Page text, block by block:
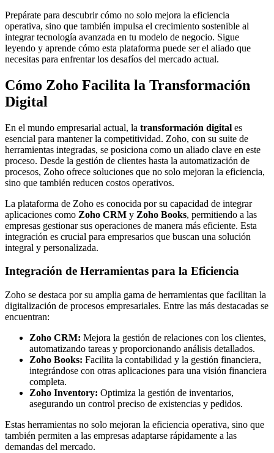
Prepárate para descubrir cómo no solo mejora la eficiencia
operativa, sino que también impulsa el crecimiento sostenible al
integrar tecnología avanzada en tu modelo de negocio. Sigue
leyendo y aprende cómo esta plataforma puede ser el aliado que
necesitas para enfrentar los desafíos del mercado actual.
Cómo Zoho Facilita la Transformación
Digital
En el mundo empresarial actual, la transformación digital es
esencial para mantener la competitividad. Zoho, con su suite de
herramientas integradas, se posiciona como un aliado clave en este
proceso. Desde la gestión de clientes hasta la automatización de
procesos, Zoho ofrece soluciones que no solo mejoran la eficiencia,
sino que también reducen costos operativos.
La plataforma de Zoho es conocida por su capacidad de integrar
aplicaciones como Zoho CRM y Zoho Books, permitiendo a las
empresas gestionar sus operaciones de manera más eficiente. Esta
integración es crucial para empresarios que buscan una solución
integral y personalizada.
Integración de Herramientas para la Eficiencia
Zoho se destaca por su amplia gama de herramientas que facilitan la
digitalización de procesos empresariales. Entre las más destacadas se
encuentran:
Zoho CRM: Mejora la gestión de relaciones con los clientes,
automatizando tareas y proporcionando análisis detallados.
Zoho Books: Facilita la contabilidad y la gestión financiera,
integrándose con otras aplicaciones para una visión financiera
completa.
Zoho Inventory: Optimiza la gestión de inventarios,
asegurando un control preciso de existencias y pedidos.
Estas herramientas no solo mejoran la eficiencia operativa, sino que
también permiten a las empresas adaptarse rápidamente a las
demandas del mercado.